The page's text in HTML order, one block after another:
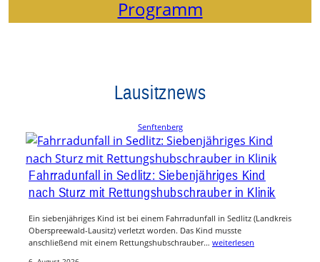
Programm
Lausitznews
Senftenberg
Fahrradunfall in Sedlitz: Siebenjähriges Kind
nach Sturz mit Rettungshubschrauber in Klinik
Ein siebenjähriges Kind ist bei einem Fahrradunfall in Sedlitz (Landkreis
Oberspreewald-Lausitz) verletzt worden. Das Kind musste
anschließend mit einem Rettungshubschrauber… weiterlesen